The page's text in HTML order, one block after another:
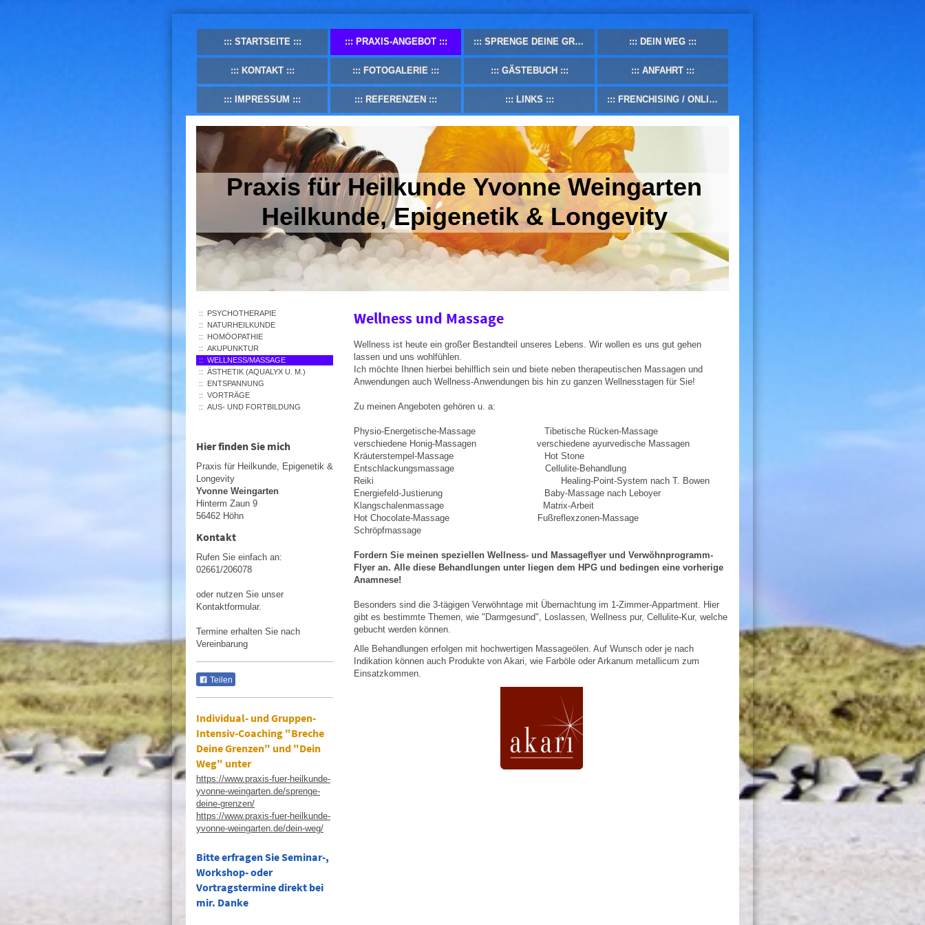
STARTSEITE PRAXIS-ANGEBOT SPRENGE DEINE GRENZEN DEIN WEG
KONTAKT FOTOGALERIE GÄSTEBUCH ANFAHRT
IMPRESSUM REFERENZEN LINKS FRENCHISING / ONLINE-SHOP
Praxis für Heilkunde Yvonne Weingarten
Heilkunde, Epigenetik & Longevity
Wellness und Massage
Wellness ist heute ein großer Bestandteil unseres Lebens. Wir wollen es uns gut gehen
lassen und uns wohlfühlen.
Ich möchte Ihnen hierbei behilflich sein und biete neben therapeutischen Massagen und
Anwendungen auch Wellness-Anwendungen bis hin zu ganzen Wellnesstagen für Sie!
Zu meinen Angeboten gehören u. a:
Physio-Energetische-Massage Tibetische Rücken-Massage
verschiedene Honig-Massagen verschiedene ayurvedische Massagen
Kräuterstempel-Massage Hot Stone
Entschlackungsmassage Cellulite-Behandlung
Reiki Healing-Point-System nach T. Bowen
Energiefeld-Justierung Baby-Massage nach Leboyer
Klangschalenmassage Matrix-Arbeit
Hot Chocolate-Massage Fußreflexzonen-Massage
Schröpfmassage
Fordern Sie meinen speziellen Wellness- und Massageflyer und Verwöhnprogramm-
Flyer an. Alle diese Behandlungen unter liegen dem HPG und bedingen eine vorherige
Anamnese!
Besonders sind die 3-tägigen Verwöhntage mit Übernachtung im 1-Zimmer-Appartment. Hier
gibt es bestimmte Themen, wie "Darmgesund", Loslassen, Wellness pur, Cellulite-Kur, welche
gebucht werden können.
Alle Behandlungen erfolgen mit hochwertigen Massageölen. Auf Wunsch oder je nach
Indikation können auch Produkte von Akari, wie Farböle oder Arkanum metallicum zum
Einsatzkommen.
PSYCHOTHERAPIE
NATURHEILKUNDE
HOMÖOPATHIE
AKUPUNKTUR
WELLNESS/MASSAGE
ÄSTHETIK (AQUALYX U. M.)
ENTSPANNUNG
VORTRÄGE
AUS- UND FORTBILDUNG
Hier finden Sie mich
Praxis für Heilkunde, Epigenetik &
Longevity
Yvonne Weingarten
Hinterm Zaun 9
56462 Höhn
Kontakt
Rufen Sie einfach an:
02661/206078
oder nutzen Sie unser
Kontaktformular.
Termine erhalten Sie nach
Vereinbarung
Teilen
Individual- und Gruppen-
Intensiv-Coaching "Breche
Deine Grenzen" und "Dein
Weg" unter
https://www.praxis-fuer-heilkunde-
yvonne-weingarten.de/sprenge-
deine-grenzen/
https://www.praxis-fuer-heilkunde-
yvonne-weingarten.de/dein-weg/
Bitte erfragen Sie Seminar-,
Workshop- oder
Vortragstermine direkt bei
mir. Danke